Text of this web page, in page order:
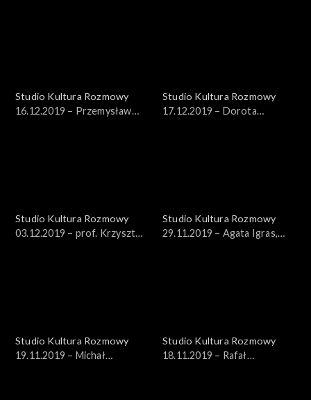
Studio Kultura Rozmowy
16.12.2019 – Przemysław
Studio Kultura Rozmowy
17.12.2019 – Dorota
Studio Kultura Rozmowy
03.12.2019 – prof. Krzysztof
Studio Kultura Rozmowy
29.11.2019 – Agata Igras,
Studio Kultura Rozmowy
19.11.2019 – Michał
Studio Kultura Rozmowy
18.11.2019 – Rafał